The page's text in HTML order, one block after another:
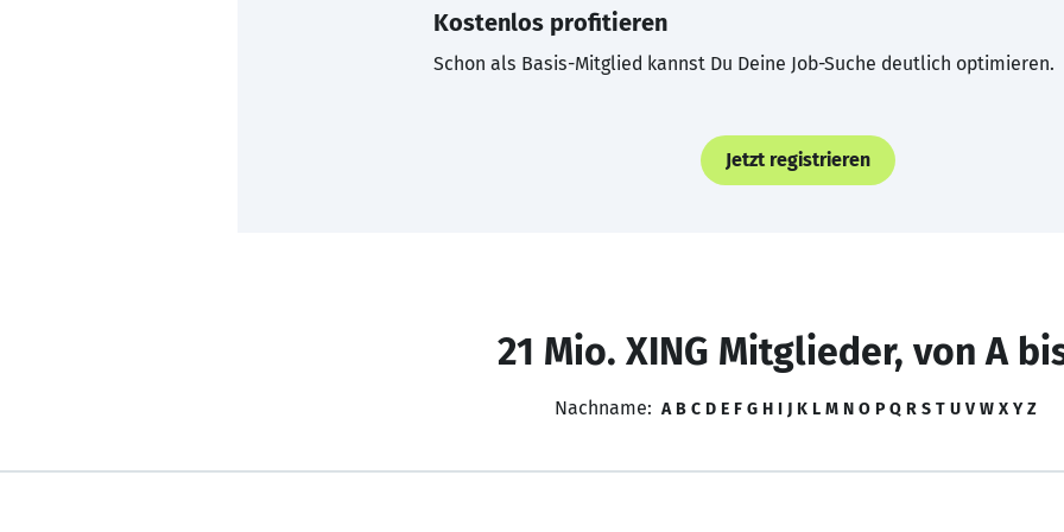
Kostenlos profitieren
Schon als Basis-Mitglied kannst Du Deine Job-Suche deutlich optimieren.
Jetzt registrieren
21 Mio. XING Mitglieder, von A
Nachname: A B C D E F G H I J K L M N O P Q R S T U V W X Y Z